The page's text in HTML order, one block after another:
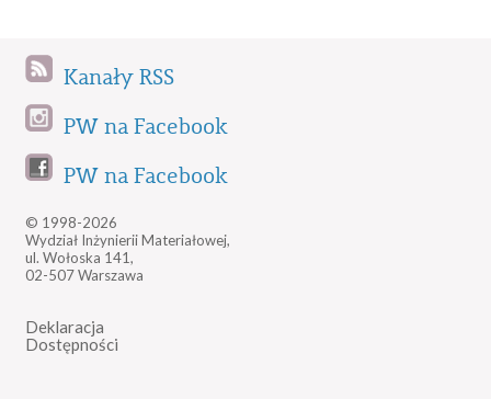
Kanały RSS
PW na Facebook
PW na Facebook
© 1998-2026
Wydział Inżynierii Materiałowej,
ul. Wołoska 141,
02-507 Warszawa
Deklaracja
Dostępności